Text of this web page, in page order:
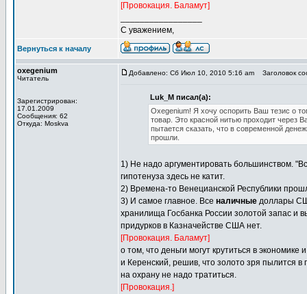
[Провокация. Баламут]
С уважением,
Вернуться к началу
oxegenium
Читатель
Зарегистрирован:
17.01.2009
Сообщения: 62
Откуда: Moskva
Добавлено: Сб Июл 10, 2010 5:16 am Заголовок
Luk_M писал(а):
Oxegenium! Я хочу оспорить Ваш тезис о
товар. Это красной нитью проходит
пытается сказать, что в современной
прошли.
1) Не надо аргументировать большинством.
гипотенуза здесь не катит.
2) Времена-то Венецианской Республики
3) И самое главное. Все наличные доллары
хранилища Госбанка России золотой запас и
придурков в Казначействе США нет.
[Провокация. Баламут]
о том, что деньги могут крутиться в
и Керенский, решив, что золото зря пылится в
на охрану не надо тратиться.
[Провокация.]